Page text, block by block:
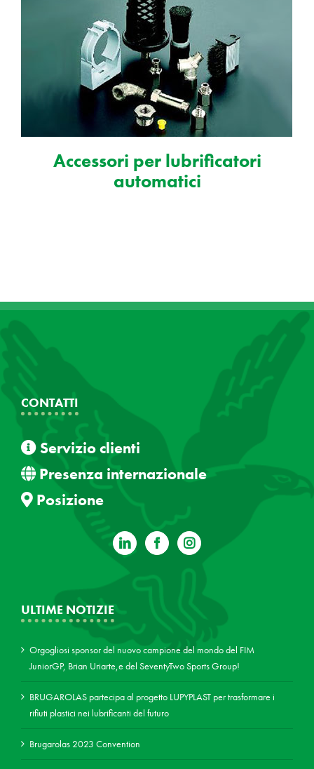
Accessori per lubrificatori
automatici
CONTATTI
Servizio clienti
Presenza internazionale
Posizione
ULTIME NOTIZIE
Orgogliosi sponsor del nuovo campione del mondo del FIM
JuniorGP, Brian Uriarte,e del SeventyTwo Sports Group!
BRUGAROLAS partecipa al progetto LUPYPLAST per trasformare i
rifiuti plastici nei lubrificanti del futuro
Brugarolas 2023 Convention